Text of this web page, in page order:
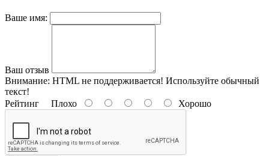
Ваше имя:
Ваш отзыв
Внимание: HTML не поддерживается! Используйте обычный
текст!
Рейтинг Плохо Хорошо